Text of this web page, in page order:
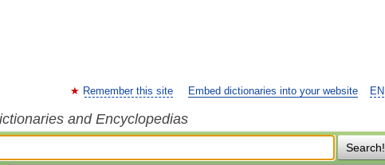
EN
Remember this site Embed dictionaries into your website
and Encyclopedias
Search!